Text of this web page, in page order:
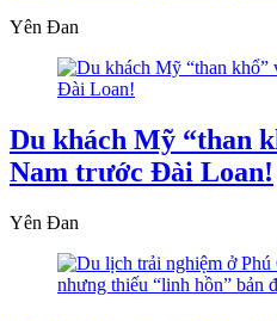
Yên Đan
Du khách Mỹ “than
Nam trước Đài Loan!
Yên Đan